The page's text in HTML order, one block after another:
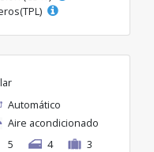
Automático
Aire acondicionado
5
4 3